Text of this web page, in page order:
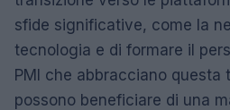
sfide significative, come la
tecnologia e di formare il
PMI che abbracciano questa
possono beneficiare di una